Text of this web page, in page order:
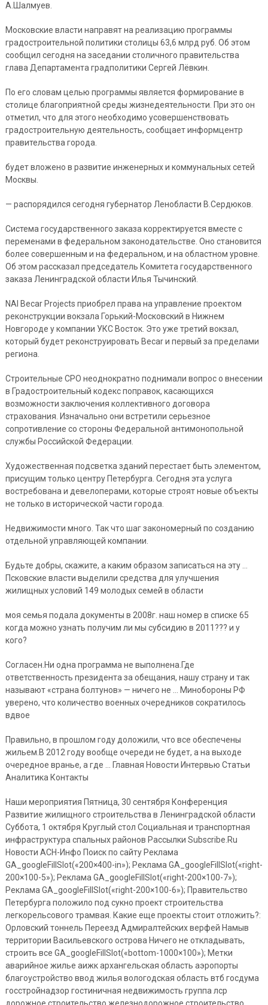
А.Шалмуев.
Московские власти направят на реализацию программы
градостроительной политики столицы 63,6 млрд руб. Об этом
сообщил сегодня на заседании столичного правительства
глава Департамента градполитики Сергей Лёвкин.
По его словам целью программы является формирование в
столице благоприятной среды жизнедеятельности. При это он
отметил, что для этого необходимо усовершенствовать
градостроительную деятельность, сообщает информцентр
правительства города.
будет вложено в развитие инженерных и коммунальных сетей
Москвы.
— распорядился сегодня губернатор Ленобласти В.Сердюков.
Система государственного заказа корректируется вместе с
переменами в федеральном законодательстве. Оно становится
более совершенным и на федеральном, и на областном уровне.
Об этом рассказал председатель Комитета государственного
заказа Ленинградской области Илья Тычинский.
NAI Becar Projects приобрел права на управление проектом
реконструкции вокзала Горький-Московский в Нижнем
Новгороде у компании УКС Восток. Это уже третий вокзал,
который будет реконструировать Becar и первый за пределами
региона.
Строительные СРО неоднократно поднимали вопрос о внесении
в Градостроительный кодекс поправок, касающихся
возможности заключения коллективного договора
страхования. Изначально они встретили серьезное
сопротивление со стороны Федеральной антимонопольной
службы Российской Федерации.
Художественная подсветка зданий перестает быть элементом,
присущим только центру Петербурга. Сегодня эта услуга
востребована и девелоперами, которые строят новые объекты
не только в исторической части города.
Недвижимости много. Так что шаг закономерный по созданию
отдельной управляющей компании.
Будьте добры, скажите, а каким образом записаться на эту …
Псковские власти выделили средства для улучшения
жилищных условий 149 молодых семей в области
моя семья подала документы в 2008г. наш номер в списке 65
когда можно узнать получим ли мы субсидию в 2011??? и у
кого?
Согласен.Ни одна программа не выполнена.Где
ответственность президента за обещания, нашу страну и так
называют «страна болтунов» — ничего не … Минобороны РФ
уверено, что количество военных очередников сократилось
вдвое
Правильно, в прошлом году доложили, что все обеспечены
жильем.В 2012 году вообще очереди не будет, а на выходе
очередное вранье, а где … Главная Новости Интервью Статьи
Аналитика Контакты
Наши мероприятия Пятница, 30 сентября Конференция
Развитие жилищного строительства в Ленинградской области
Суббота, 1 октября Круглый стол Социальная и транспортная
инфраструктура спальных районов Рассылки Subscribe.Ru
Новости АСН-Инфо Поиск по сайту Реклама
GA_googleFillSlot(«200×400-in»); Реклама GA_googleFillSlot(«right-
200×100-5»); Реклама GA_googleFillSlot(«right-200×100-7»);
Реклама GA_googleFillSlot(«right-200×100-6»); Правительство
Петербурга положило под сукно проект строительства
легкорельсового трамвая. Какие еще проекты стоит отложить?:
Орловский тоннель Переезд Адмиралтейских верфей Намыв
территории Васильевского острова Ничего не откладывать,
строить все GA_googleFillSlot(«bottom-1000×100»); Метки
аварийное жилье аижк архангельская область аэропорты
благоустройство ввод жилья вологодская область втб госдума
госстройнадзор гостиничная недвижимость группа лср